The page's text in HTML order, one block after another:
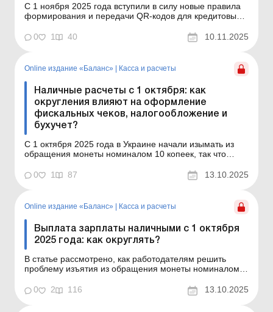
С 1 ноября 2025 года вступили в силу новые правила
формирования и передачи QR-кодов для кредитовых и
речь идет о том, как эти правила повлияют на
необходимость использования РРО/ПРРО и что нужно
нояб...
0 1 40 10.11.2025
Online издание «Баланс» Касса и расчеты
Наличные расчеты с 1 октября: как
округления влияют на оформление
фискальных чеков, налогообложение и
бухучет?
С 1 октября 2025 года в Украине начали изымать из
обращения монеты номиналом 10 копеек, так что
округлением суммы. В статье мы поясним, как это
влияет на фискальные чеки, базу обложения НДС,
учет. Ба...
0 1 87 13.10.2025
Online издание «Баланс» Касса и расчеты
Выплата зарплаты наличными с 1 октября
2025 года: как округлять?
В статье рассмотрено, как работодателям решить
проблему изъятия из обращения монеты номиналом
при выплате зарплаты наличными. Баланс № 41 от 14
октября 2025 года В октябре НБУ начал изымать из
0 2 116 13.10.2025